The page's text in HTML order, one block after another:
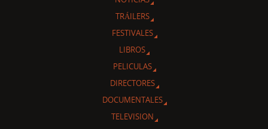
TRÁILERS
FESTIVALES
LIBROS
PELICULAS
DIRECTORES
DOCUMENTALES
TELEVISION